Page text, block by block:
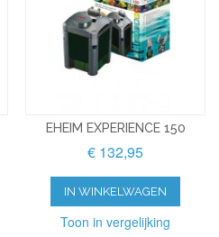
EHEIM EXPERIENCE 150
€ 132,95
IN WINKELWAGEN
Toon in vergelijking